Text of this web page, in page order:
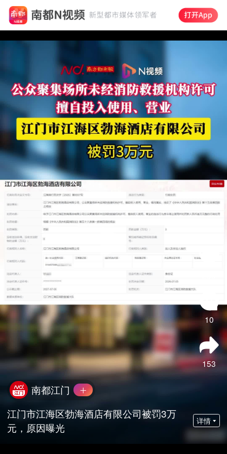
10
153
南都江门
江门市江海区勃海酒店有限公司被罚3万
元，原因曝光
详情